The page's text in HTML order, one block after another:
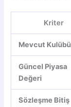
Kriter
Mevcut Kulübü
Güncel Piyasa
Değeri
Sözleşme Bitiş